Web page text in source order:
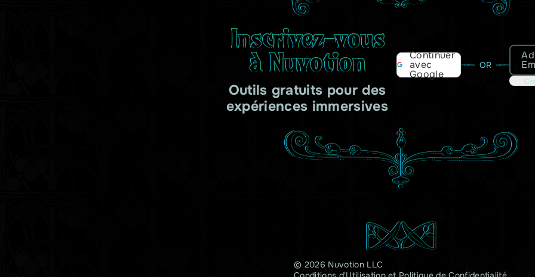
Inscrivez-vous
à Nuvotion
Outils gratuits pour des
expériences immersives
Continuer
avec
Google
OR
© 2026 Nuvotion LLC